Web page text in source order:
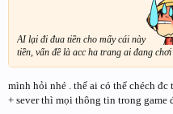
AI lại đi đua tiền cho mấy cái này
tiền, vấn đề là acc ha trang ai đang chơi
mình hỏi nhé . thế ai có thể chéch
+ sever thì mọi thông tin trong game